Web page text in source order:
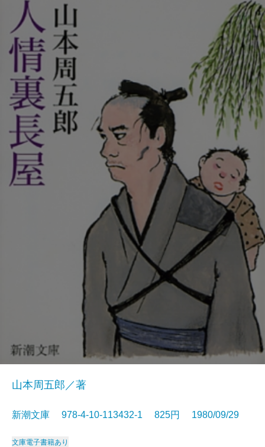
山本周五郎／著
新潮文庫 978-4-10-113432-1 825円 1980/09/29
文庫電子書籍あり